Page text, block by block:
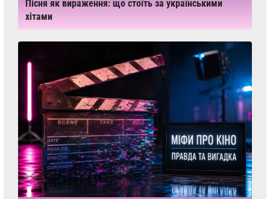
Пісня як вираження: що стоїть за українськими
хітами